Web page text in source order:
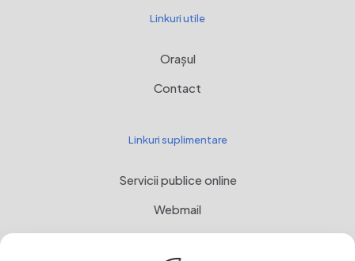
Linkuri utile
Orașul
Contact
Linkuri suplimentare
Servicii publice online
Webmail